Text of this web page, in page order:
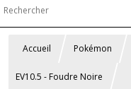
Accueil Pokémon
EV10.5 - Foudre Noire